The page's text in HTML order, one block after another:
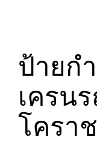
ป้ายก
เครน
โคราช